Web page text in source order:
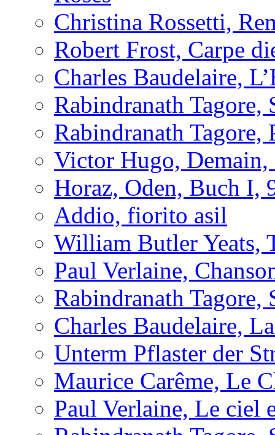
Christina Rossetti,
Robert Frost, Carpe
Charles Baudelaire,
Rabindranath
Rabindranath Tagore,
Victor Hugo, Demain,
Horaz, Oden, Buch I,
Addio, fiorito asil
William Butler Yeats,
Paul Verlaine,
Rabindranath
Charles Baudelaire,
Unterm Pflaster der
Maurice Carême, Le
Paul Verlaine, Le ciel